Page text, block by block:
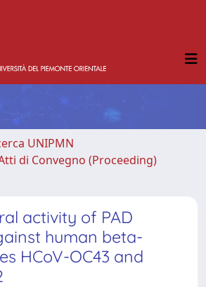
UNIPMN
di Convegno (Proceeding)
activity of PAD
human beta-
HCoV-OC43 and